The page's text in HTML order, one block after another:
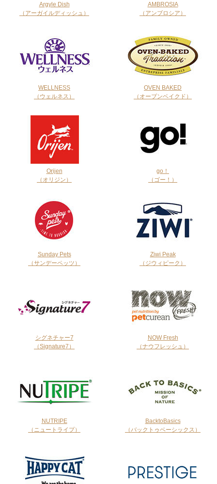
Argyle Dish
（アーガイルディッシュ）
AMBROSIA
（アンブロシア）
WELLNESS
（ウェルネス）
OVEN BAKED
（オーブンベイクド）
Orijen
（オリジン）
go！
（ゴー！）
Sunday Pets
（サンデーペッツ）
Ziwi Peak
（ジウィピーク）
シグネチャー7
（Signature7）
NOW Fresh
（ナウフレッシュ）
NUTRIPE
（ニュートライプ）
BacktoBasics
（バックトゥベーシックス）